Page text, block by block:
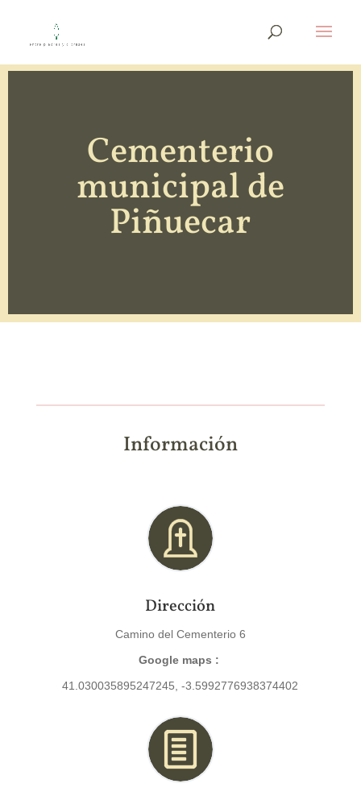
Cementerio
municipal de
Piñuecar
Información
Dirección
Camino del Cementerio 6
Google maps :
41.030035895247245, -3.5992776938374402